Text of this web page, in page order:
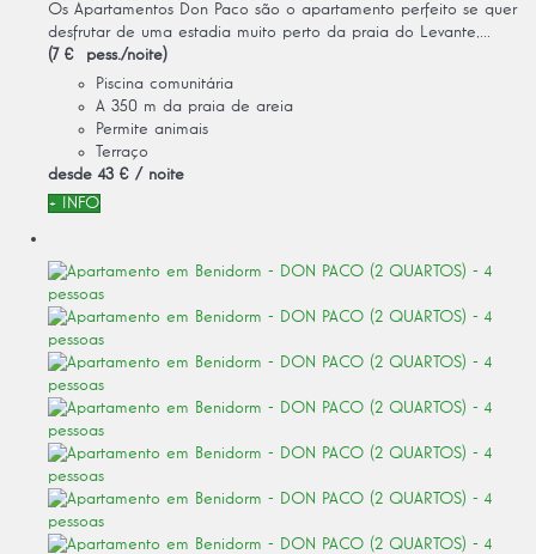
Os Apartamentos Don Paco são o apartamento perfeito se quer
desfrutar de uma estadia muito perto da praia do Levante,...
(7 € pess./noite)
Piscina comunitária
A 350 m da praia de areia
Permite animais
Terraço
desde 43 € / noite
+ INFO